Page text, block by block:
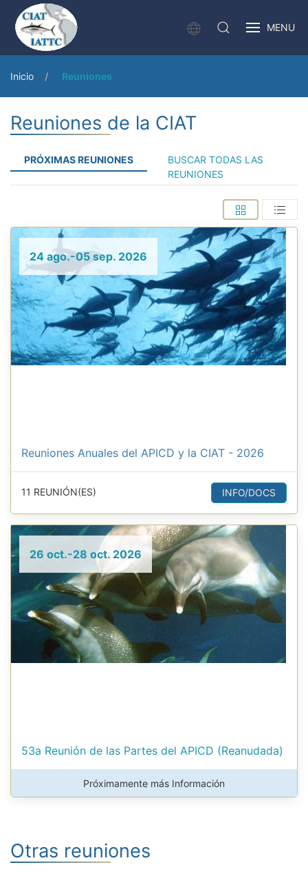
MENU
Inicio Reuniones
Reuniones de la CIAT
PRÓXIMAS REUNIONES
BUSCAR TODAS LAS
REUNIONES
24 ago.-05 sep. 2026
Reuniones Anuales del APICD y la CIAT - 2026
11 REUNIÓN(ES) INFO/DOCS
26 oct.-28 oct. 2026
53a Reunión de las Partes del APICD (Reanudada)
Próximamente más Información
Otras reuniones